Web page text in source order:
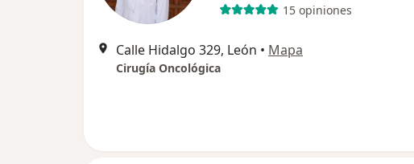
15 opiniones
Calle Hidalgo 329, León • Mapa
Cirugía Oncológica